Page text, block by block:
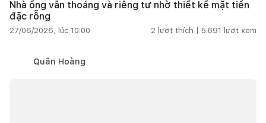
Nhà ống vẫn thoáng và riêng tư nhờ thiết kế mặt tiền
đặc rỗng
27/06/2026, lúc 10:00 2 lượt thích | 5.691 lượt xem
Quân Hoàng